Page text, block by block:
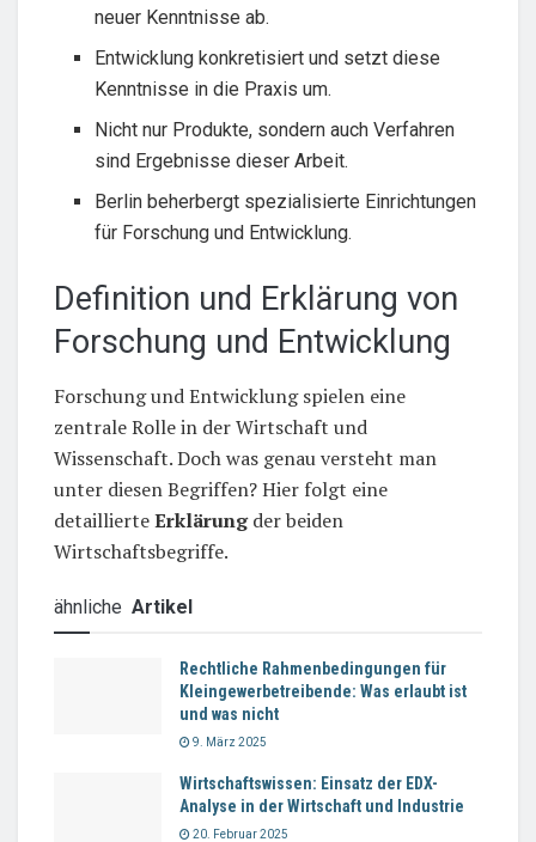
neuer Kenntnisse ab.
Entwicklung konkretisiert und setzt diese
Kenntnisse in die Praxis um.
Nicht nur Produkte, sondern auch Verfahren
sind Ergebnisse dieser Arbeit.
Berlin beherbergt spezialisierte Einrichtungen
für Forschung und Entwicklung.
Definition und Erklärung von
Forschung und Entwicklung
Forschung und Entwicklung spielen eine
zentrale Rolle in der Wirtschaft und
Wissenschaft. Doch was genau versteht man
unter diesen Begriffen? Hier folgt eine
detaillierteErklärungder beiden
Wirtschaftsbegriffe.
ähnliche Artikel
Rechtliche Rahmenbedingungen für
Kleingewerbetreibende: Was erlaubt ist
und was nicht
9. März 2025
Wirtschaftswissen: Einsatz der EDX-
Analyse in der Wirtschaft und Industrie
20. Februar 2025